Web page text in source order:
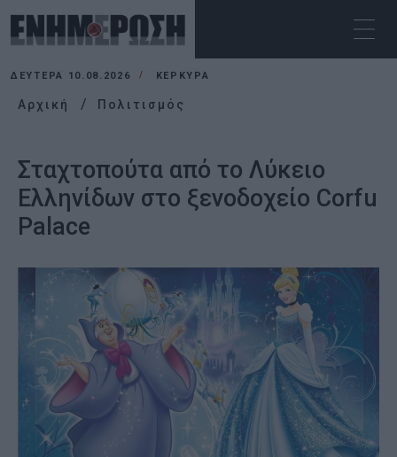
ΔΕΥΤΈΡΑ 10.08.2026 ΚΕΡΚΥΡΑ
Αρχική Πολιτισμός
Σταχτοπούτα από το Λύκειο
Ελληνίδων στο ξενοδοχείο Corfu
Palace